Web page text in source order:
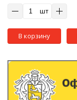
шт
В корзину